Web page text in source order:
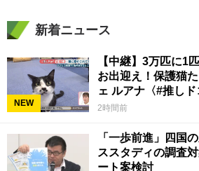
新着ニュース
NEW
【中継】3万匹に1
お出迎え！保護猫
ェ ルアナ〈#推しド
2時間前
「一歩前進」四国
ススタディの調査
ート案検討